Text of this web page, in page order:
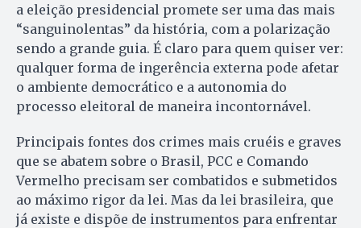
a eleição presidencial promete ser uma das mais
“sanguinolentas” da história, com a polarização
sendo a grande guia. É claro para quem quiser ver:
qualquer forma de ingerência externa pode afetar
o ambiente democrático e a autonomia do
processo eleitoral de maneira incontornável.
Principais fontes dos crimes mais cruéis e graves
que se abatem sobre o Brasil, PCC e Comando
Vermelho precisam ser combatidos e submetidos
ao máximo rigor da lei. Mas da lei brasileira, que
já existe e dispõe de instrumentos para enfrentar